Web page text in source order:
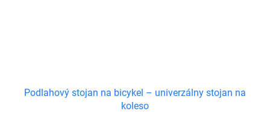
Podlahový stojan na bicykel – univerzálny stojan na
koleso